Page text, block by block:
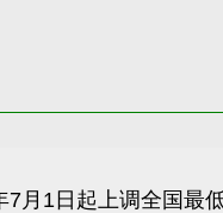
1日起上调全国最